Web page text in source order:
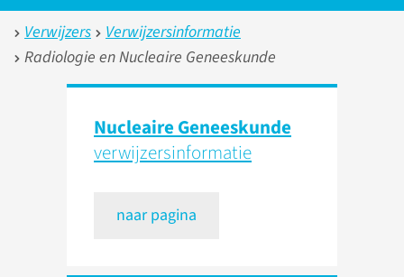
Verwijzers
Verwijzersinformatie
Radiologie en Nucleaire Geneeskunde
Nucleaire Geneeskunde
verwijzers­informatie
naar pagina